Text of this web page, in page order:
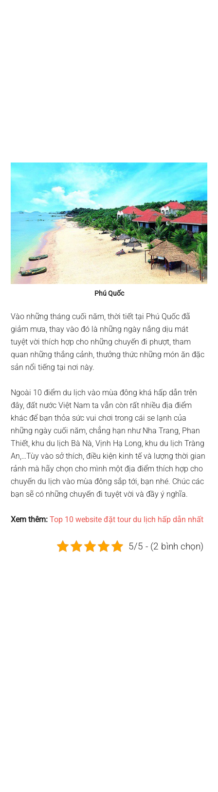
Phú Quốc
Vào những tháng cuối năm, thời tiết tại Phú Quốc đã
giảm mưa, thay vào đó là những ngày nắng dịu mát
tuyệt vời thích hợp cho những chuyến đi phượt, tham
quan những thắng cảnh, thưởng thức những món ăn đặc
sản nổi tiếng tại nơi này.
Ngoài 10 điểm du lịch vào mùa đông khá hấp dẫn trên
đây, đất nước Việt Nam ta vẫn còn rất nhiều địa điểm
khác để bạn thỏa sức vui chơi trong cái se lạnh của
những ngày cuối năm, chẳng hạn như Nha Trang, Phan
Thiết, khu du lịch Bà Nà, Vịnh Hạ Long, khu du lịch Tràng
An,…Tùy vào sở thích, điều kiện kinh tế và lượng thời gian
rảnh mà hãy chọn cho mình một địa điểm thích hợp cho
chuyến du lịch vào mùa đông sắp tới, bạn nhé. Chúc các
bạn sẽ có những chuyến đi tuyệt vời và đầy ý nghĩa.
Xem thêm:Top 10 website đặt tour du lịch hấp dẫn nhất
5/5 - (2 bình chọn)